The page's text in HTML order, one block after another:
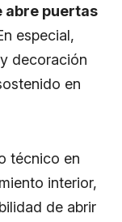
abre puertas
especial,
decoración
en
técnico en
interior,
de abrir